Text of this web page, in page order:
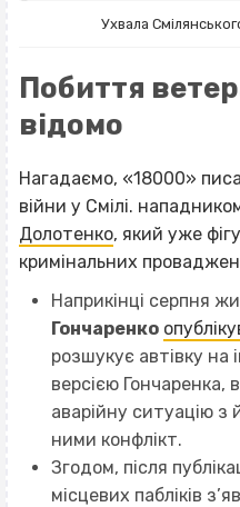
Ухвала
Побиття
відомо
Нагадаємо, «18000»
війни у Смілі.
Долотенко, який уже
кримінальних
Наприкінці серпня
Гончаренко
розшукує автівку на
версією Гончаренка,
аварійну ситуацію з
ними конфлікт.
Згодом, після
місцевих пабліків